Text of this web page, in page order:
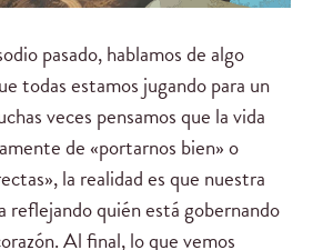
pasado, hablamos de algo
todas estamos jugando para un
veces pensamos que la vida
de «portarnos bien» o
la realidad es que nuestra
reflejando quién está gobernando
Al final, lo que vemos